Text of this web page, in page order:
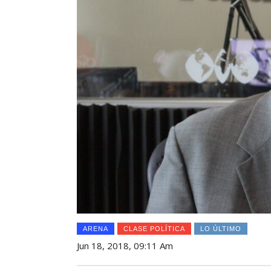
ARENA CLASE POLÍTICA LO ÚLTIMO
Jun 18, 2018, 09:11 Am